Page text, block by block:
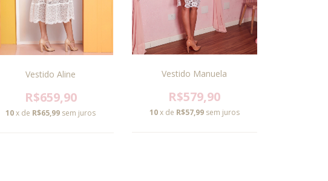
Vestido Aline
R$659,90
10x de R$65,99 sem juros
Vestido Manuela
R$579,90
10x de R$57,99 sem juros